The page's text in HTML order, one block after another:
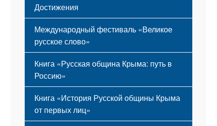
Достижения
Международный фестиваль «Великое
русское слово»
Книга «Русская община Крыма: путь в
Россию»
Книга «История Русской общины Крыма
от первых лиц»